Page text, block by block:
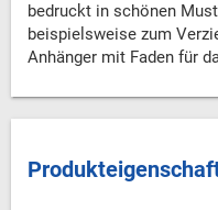
bedruckt in schönen
beispielsweise zum
Anhänger mit Faden für